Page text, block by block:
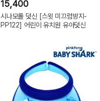
15,400
시나모롤 덧신 [스윗 미끄럼방지-
PP122] 어린이 유치원 유아덧신